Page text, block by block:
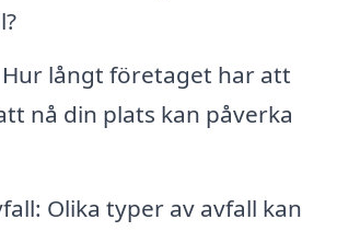
långt företaget har att
nå din plats kan påverka
Olika typer av avfall kan